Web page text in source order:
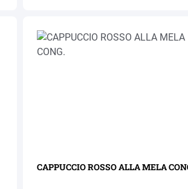
CAPPUCCIO ROSSO ALLA MELA